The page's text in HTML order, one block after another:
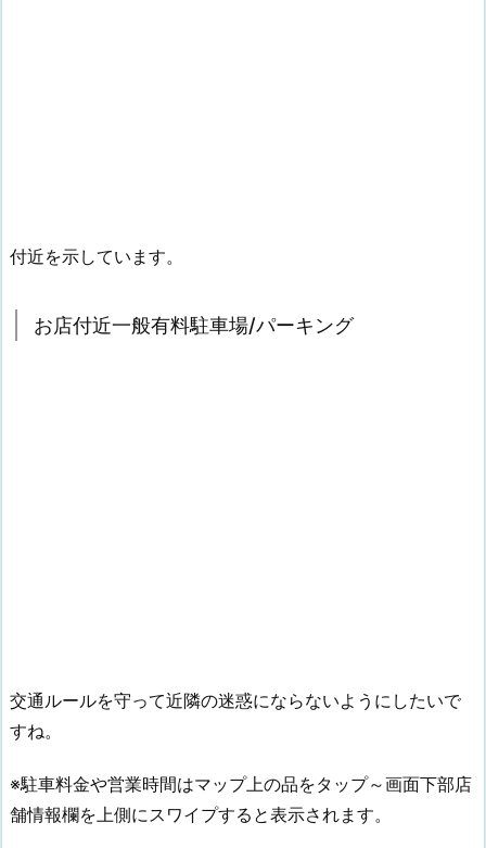
付近を示しています。
お店付近一般有料駐車場/パーキング
交通ルールを守って近隣の迷惑にならないようにしたいで
すね。
※駐車料金や営業時間はマップ上の品をタップ～画面下部店
舗情報欄を上側にスワイプすると表示されます。